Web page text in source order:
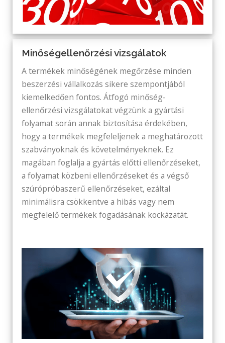
Minőségellenőrzési vizsgálatok
A termékek minőségének megőrzése minden
beszerzési vállalkozás sikere szempontjából
kiemelkedően fontos. Átfogó minőség-
ellenőrzési vizsgálatokat végzünk a gyártási
folyamat során annak biztosítása érdekében,
hogy a termékek megfeleljenek a meghatározott
szabványoknak és követelményeknek. Ez
magában foglalja a gyártás előtti ellenőrzéseket,
a folyamat közbeni ellenőrzéseket és a végső
szúrópróbaszerű ellenőrzéseket, ezáltal
minimálisra csökkentve a hibás vagy nem
megfelelő termékek fogadásának kockázatát.